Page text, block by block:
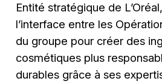
Entité stratégique de L’Oréal,
l’interface entre les
du groupe pour créer des
cosmétiques plus
durables grâce à ses